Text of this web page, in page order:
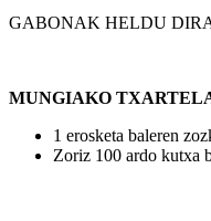
GABONAK HELDU DIRA
MUNGIAKO
1 erosketa baleren
Zoriz 100 ardo kutxa